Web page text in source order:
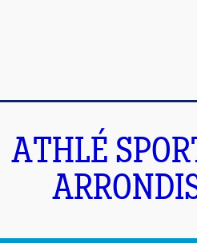
ATHLÉ